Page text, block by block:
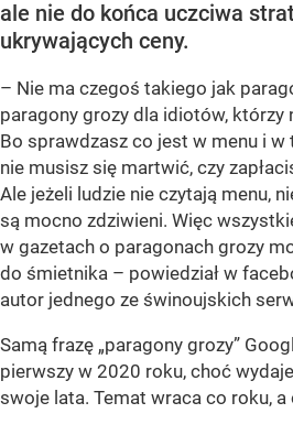
ale nie do końca uczciwa
ukrywających ceny.
– Nie ma czegoś takiego jak
paragony grozy dla idiotów, którzy
Bo sprawdzasz co jest w menu i
nie musisz się martwić, czy
Ale jeżeli ludzie nie czytają menu,
są mocno zdziwieni. Więc
w gazetach o paragonach grozy
do śmietnika – powiedział w
autor jednego ze świnoujskich
Samą frazę „paragony grozy”
pierwszy w 2020 roku, choć
swoje lata. Temat wraca co roku, a